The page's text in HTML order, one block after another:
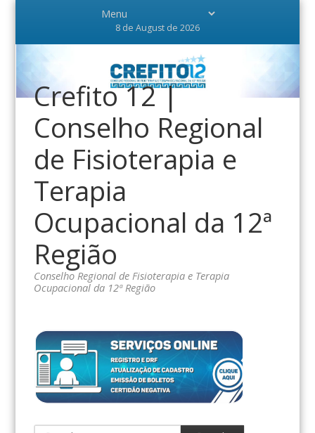
8 de August de 2026
Crefito 12 |
Conselho Regional
de Fisioterapia e
Terapia
Ocupacional da 12ª
Região
Conselho Regional de Fisioterapia e Terapia
Ocupacional da 12ª Região